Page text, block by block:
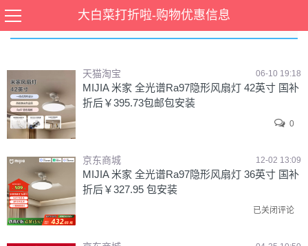
大白菜打折啦-购物优惠信息
天猫淘宝 06-10 19:18
MIJIA 米家 全光谱Ra97隐形风扇灯 42英寸 国补
折后￥395.73包邮包安装
0
京东商城 12-02 13:09
MIJIA 米家 全光谱Ra97隐形风扇灯 36英寸 国补
折后￥327.95 包安装
已关闭评论